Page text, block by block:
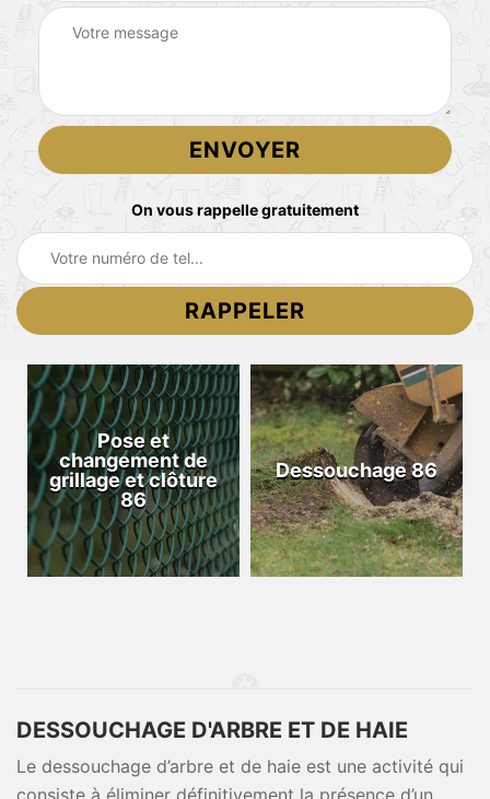
On vous rappelle gratuitement
Pose et
changement de
grillage et clôture
86
Dessouchage 86
DESSOUCHAGE D'ARBRE ET DE HAIE
Le dessouchage d’arbre et de haie est une activité qui
consiste à éliminer définitivement la présence d’un